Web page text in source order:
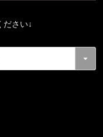
ださい↓